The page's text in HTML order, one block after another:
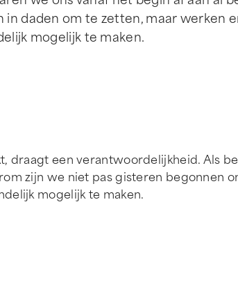
daden om te zetten, maar werken
mogelijk te maken.
draagt een verantwoordelijkheid. Als
zijn we niet pas gisteren begonnen
mogelijk te maken.